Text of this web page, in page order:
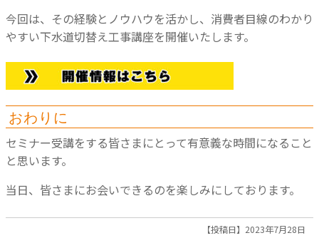
今回は、その経験とノウハウを活かし、消費者目線のわかり
やすい下水道切替え工事講座を開催いたします。
おわりに
セミナー受講をする皆さまにとって有意義な時間になること
と思います。
当日、皆さまにお会いできるのを楽しみにしております。
【投稿日】2023年7月28日